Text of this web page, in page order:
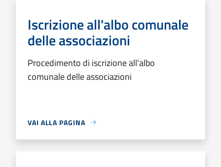
Iscrizione all'albo comunale
delle associazioni
Procedimento di iscrizione all'albo
comunale delle associazioni
VAI ALLA PAGINA